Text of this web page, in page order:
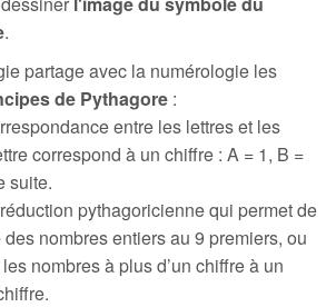
.
partage avec la numérologie les
de Pythagore :
entre les lettres et les
correspond à un chiffre : A = 1, B =
suite.
pythagoricienne qui permet de
des nombres entiers au 9 premiers, ou
nombres à plus d’un chiffre à un